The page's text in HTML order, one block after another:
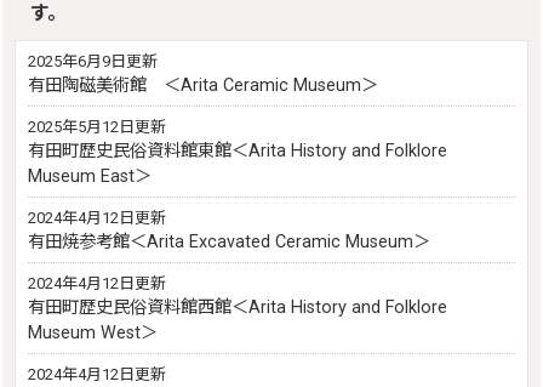
す。
2025年6月9日更新
有田陶磁美術館 ＜Arita Ceramic Museum＞
2025年5月12日更新
有田町歴史民俗資料館東館＜Arita History and Folklore
Museum East＞
2024年4月12日更新
有田焼参考館＜Arita Excavated Ceramic Museum＞
2024年4月12日更新
有田町歴史民俗資料館西館＜Arita History and Folklore
Museum West＞
2024年4月12日更新